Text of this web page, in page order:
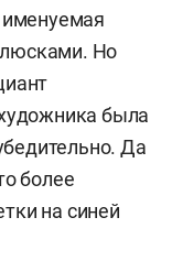
именуемая
Но
была
Да
более
на синей